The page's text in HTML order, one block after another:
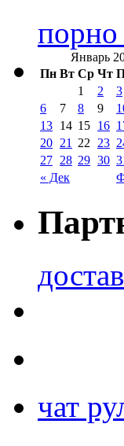
порно
Январь
Пн Вт Ср Чт
« Дек
1 2 3
6
7 8 9
13 14 15 16
20 21 22 23
27 28 29 30
чат